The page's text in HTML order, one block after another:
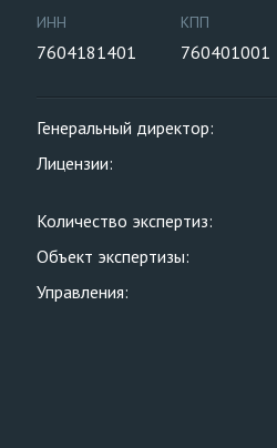
ИНН
7604181401
КПП
760401001
Генеральный директор:
Лицензии:
Количество экспертиз:
Объект экспертизы:
Управления: